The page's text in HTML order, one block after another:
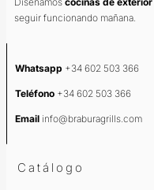
seguir funcionando mañana.
Whatsapp +34 602 503 366
Teléfono +34 602 503 366
Email info@braburagrills.com
Catálogo